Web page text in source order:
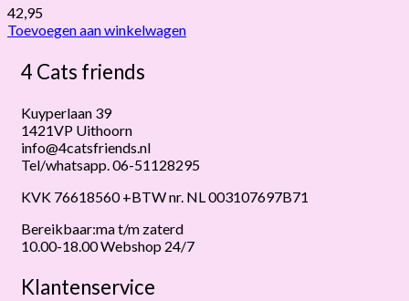
42,95
Toevoegen aan winkelwagen
4 Cats friends
Kuyperlaan 39
1421VP Uithoorn
info@4catsfriends.nl
Tel/whatsapp. 06-51128295
KVK 76618560 +BTW nr. NL 003107697B71
Bereikbaar:ma t/m zaterd
10.00-18.00 Webshop 24/7
Klantenservice